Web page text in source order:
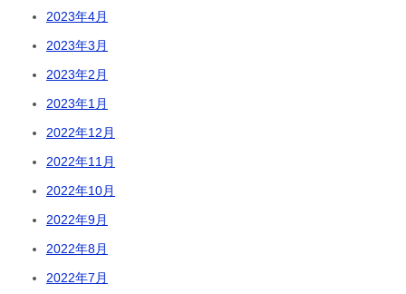
2023年4月
2023年3月
2023年2月
2023年1月
2022年12月
2022年11月
2022年10月
2022年9月
2022年8月
2022年7月